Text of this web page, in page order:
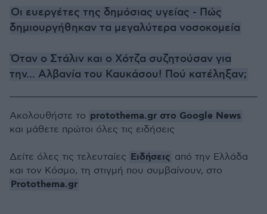
Οι ευεργέτες της δημόσιας υγείας - Πώς
δημιουργήθηκαν τα μεγαλύτερα νοσοκομεία
Όταν ο Στάλιν και ο Χότζα συζητούσαν για
την... Αλβανία του Καυκάσου! Πού κατέληξαν;
Ακολουθήστε το protothema.gr στο Google News
και μάθετε πρώτοι όλες τις ειδήσεις
Δείτε όλες τις τελευταίες Ειδήσεις από την Ελλάδα
και τον Κόσμο, τη στιγμή που συμβαίνουν, στο
Protothema.gr